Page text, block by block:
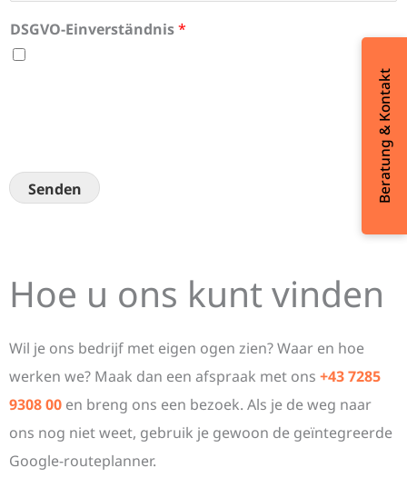
h
t
*
DSGVO-Einverständnis*
übermittelten Informationen speichert, sodass meine
Senden
Hoe u ons kunt vinden
Wil je ons bedrijf met eigen ogen zien? Waar en hoe
werken we? Maak dan een afspraak met ons +43 7285
9308 00 en breng ons een bezoek. Als je de weg naar
ons nog niet weet, gebruik je gewoon de geïntegreerde
Google-routeplanner.
Beratung & Kontakt